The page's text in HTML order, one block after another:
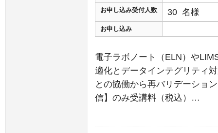
お申し込み受付人数 30 名様
お申し込み
電子ラボノート（ELN）や
適化とデータインテグリティ
との協働から再バリデーショ
信】のみ受講料（税込）…